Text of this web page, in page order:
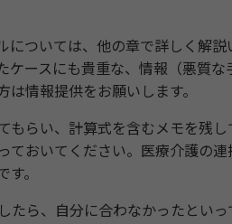
ついては、他の章で詳しく解説
ースにも貴重な、情報（悪質
情報提供をお願いします。
らい、計算式を含むメモを残し
ておいてください。医療介護の
。
ら、自分に合わなかったとい